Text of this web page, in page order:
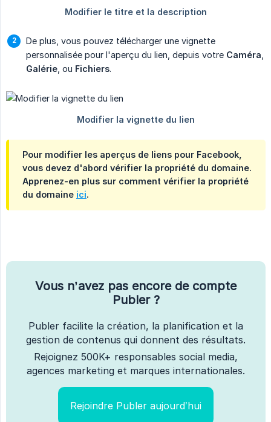
De plus, vous pouvez télécharger une vignette
personnalisée pour l'aperçu du lien, depuis votre Caméra
Galérie , ou Fichiers.
Pour modifier les aperçus de liens pour Facebook,
vous devez d'abord vérifier la propriété du domaine.
Apprenez-en plus sur comment vérifier la propriété
du domaine ici.
Vous n’avez pas encore de compte
Publer ?
Publer facilite la création, la planification et la
gestion de contenus qui donnent des résultats.
Rejoignez 500K+ responsables social media,
agences marketing et marques internationales.
Rejoindre Publer aujourd’hui